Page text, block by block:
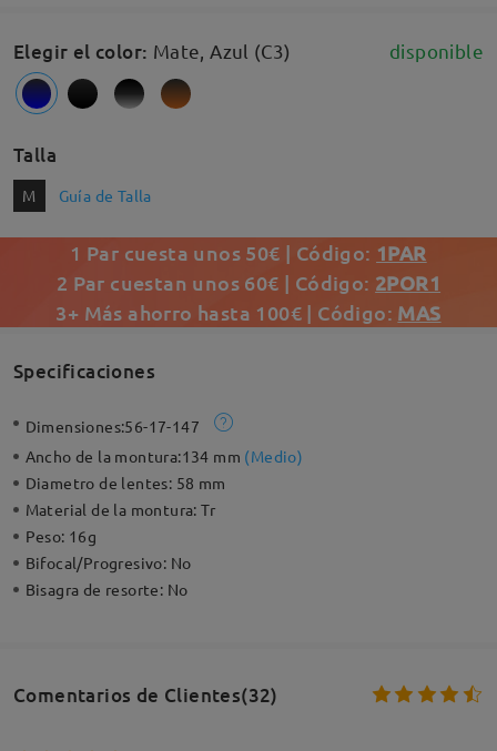
Elegir el color: Mate, Azul (C3) disponible
Talla
M Guía de Talla
1 Par cuesta unos 50€ | Código: 1PAR
2 Par cuestan unos 60€ | Código: 2POR1
3+ Más ahorro hasta 100€ | Código: MAS
Specificaciones
Dimensiones:56-17-147
Ancho de la montura:134 mm (Medio)
Diametro de lentes: 58 mm
Material de la montura:Tr
Peso: 16g
Bifocal/Progresivo: No
Bisagra de resorte: No
Comentarios de Clientes(32)